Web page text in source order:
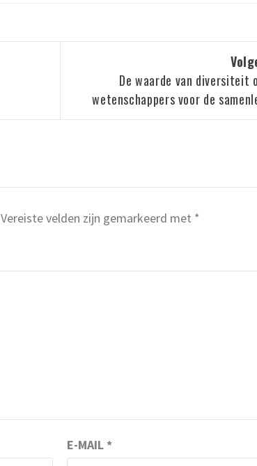
De waarde van diversiteit
wetenschappers voor de
Vereiste velden zijn gemarkeerd met *
E-MAIL *